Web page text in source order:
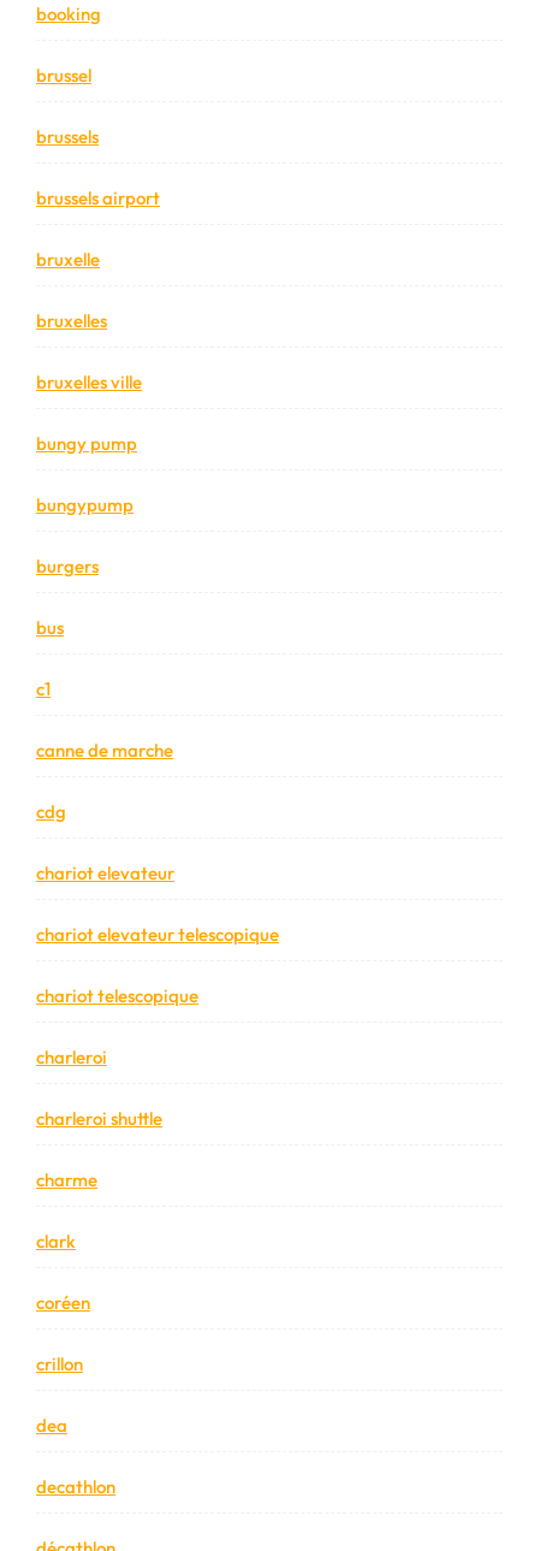
booking
brussel
brussels
brussels airport
bruxelle
bruxelles
bruxelles ville
bungy pump
bungypump
burgers
bus
c1
canne de marche
cdg
chariot elevateur
chariot elevateur telescopique
chariot telescopique
charleroi
charleroi shuttle
charme
clark
coréen
crillon
dea
decathlon